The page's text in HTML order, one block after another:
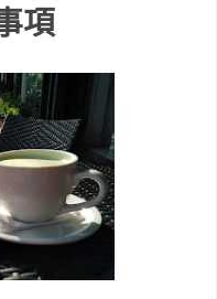
項